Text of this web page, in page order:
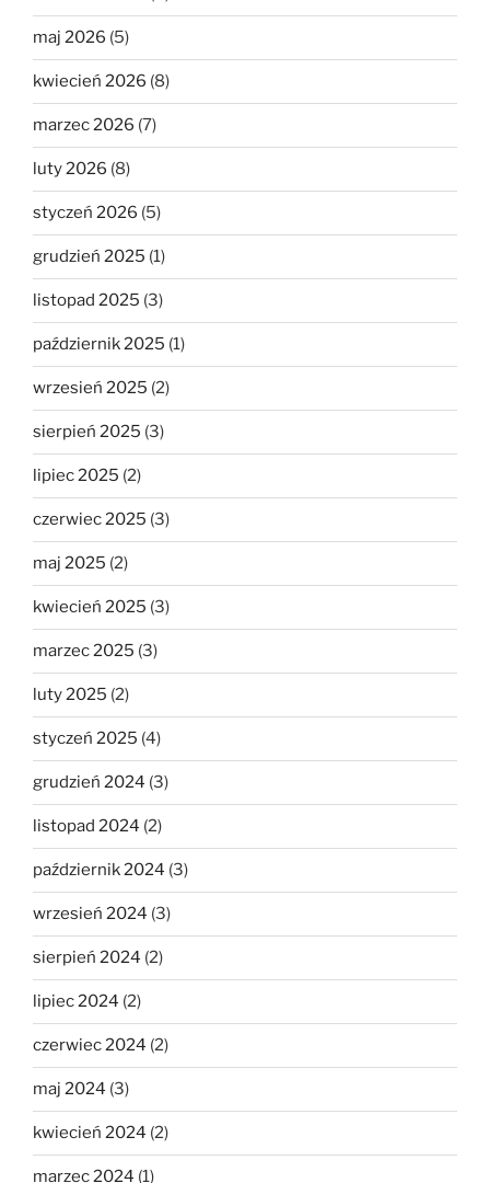
maj 2026 (5)
kwiecień 2026 (8)
marzec 2026 (7)
luty 2026 (8)
styczeń 2026 (5)
grudzień 2025 (1)
listopad 2025 (3)
październik 2025 (1)
wrzesień 2025 (2)
sierpień 2025 (3)
lipiec 2025 (2)
czerwiec 2025 (3)
maj 2025 (2)
kwiecień 2025 (3)
marzec 2025 (3)
luty 2025 (2)
styczeń 2025 (4)
grudzień 2024 (3)
listopad 2024 (2)
październik 2024 (3)
wrzesień 2024 (3)
sierpień 2024 (2)
lipiec 2024 (2)
czerwiec 2024 (2)
maj 2024 (3)
kwiecień 2024 (2)
marzec 2024 (1)